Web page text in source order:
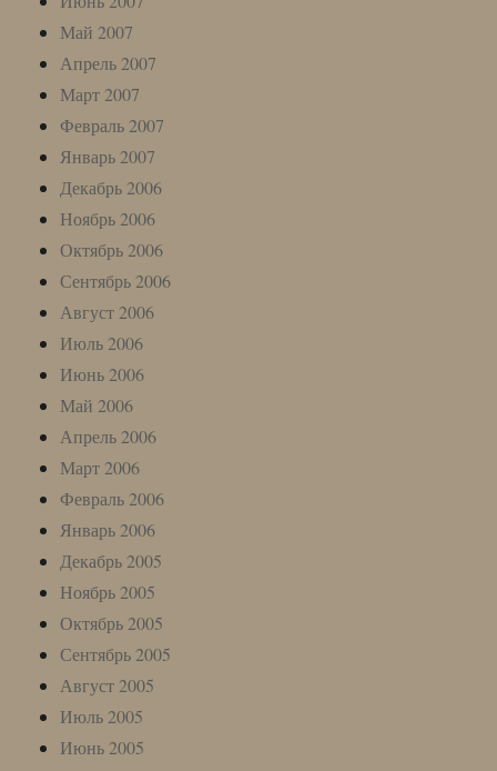
Май 2007
Апрель 2007
Март 2007
Февраль 2007
Январь 2007
Декабрь 2006
Ноябрь 2006
Октябрь 2006
Сентябрь 2006
Август 2006
Июль 2006
Июнь 2006
Май 2006
Апрель 2006
Март 2006
Февраль 2006
Январь 2006
Декабрь 2005
Ноябрь 2005
Октябрь 2005
Сентябрь 2005
Август 2005
Июль 2005
Июнь 2005